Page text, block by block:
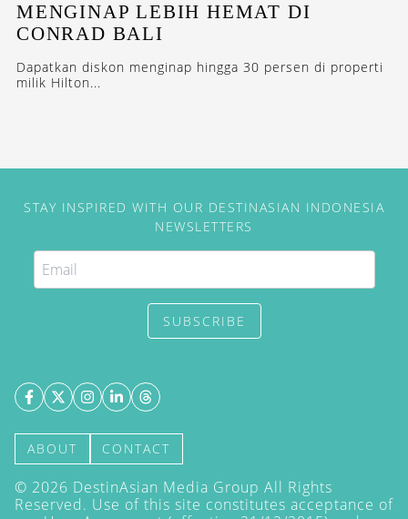
MENGINAP LEBIH HEMAT DI
CONRAD BALI
Dapatkan diskon menginap hingga 30 persen di properti
milik Hilton...
STAY INSPIRED WITH OUR DESTINASIAN INDONESIA
NEWSLETTERS
SUBSCRIBE
ABOUT CONTACT
© 2026 DestinAsian Media Group All Rights
Reserved. Use of this site constitutes acceptance of